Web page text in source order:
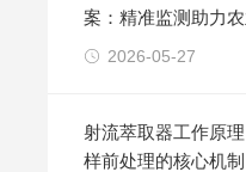
案：精准监测助力
生态保护
2026-05-27
射流萃取器工作原
样前处理的核心机制